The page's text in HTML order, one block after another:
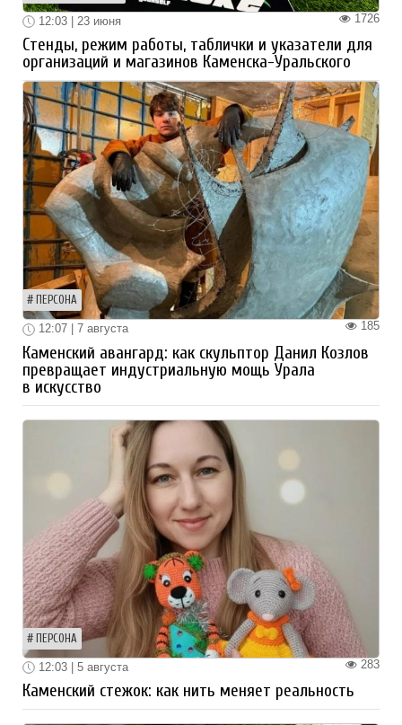
1726
12:03 | 23 июня
Стенды, режим работы, таблички и указатели для
организаций и магазинов Каменска-Уральского
ПЕРСОНА
185
12:07 | 7 августа
Каменский авангард: как скульптор Данил Козлов
превращает индустриальную мощь Урала
в искусство
ПЕРСОНА
283
12:03 | 5 августа
Каменский стежок: как нить меняет реальность